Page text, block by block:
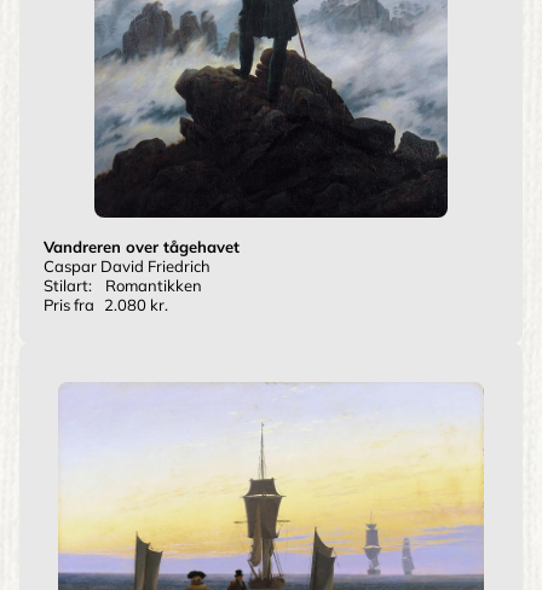
Vandreren over tågehavet
Caspar David Friedrich
Stilart:
Romantikken
Pris fra
2.080 kr.